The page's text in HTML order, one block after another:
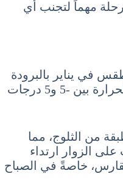
مهماً لتجنب أي
في يناير بالبرودة
الشديدة حيث تتراوح درجات الحرارة بين -5 و5 درجات
من الثلوج، مما
الزوار ارتداء
خاصةً في الصباح